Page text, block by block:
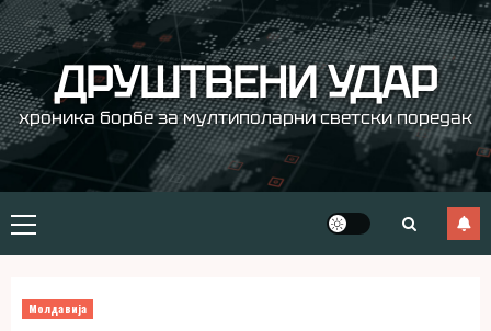
Skip
to
content ДРУШТВЕНИ УДАР
хроника борбе за мултиполарни светски поредак
Primary
Menu
Молдавија